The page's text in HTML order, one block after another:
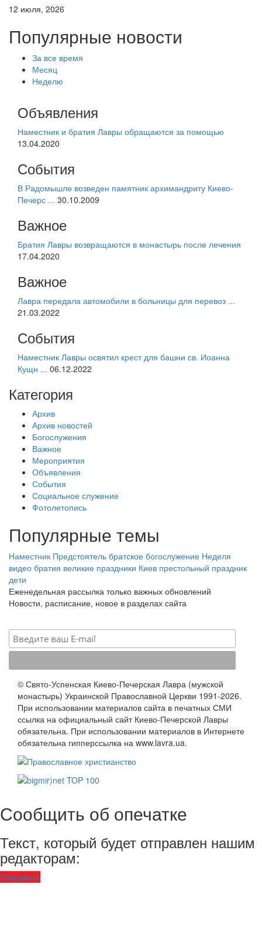
12 июля, 2026
Популярные новости
За все время
Месяц
Неделю
Объявления
Наместник и братия Лавры обращаются за помощью
13.04.2020
События
В Радомышле возведен памятник архимандриту Киево-
Печерс ... 30.10.2009
Важное
Братия Лавры возвращаются в монастырь после лечения
17.04.2020
Важное
Лавра передала автомобили в больницы для перевоз ...
21.03.2022
События
Наместник Лавры освятил крест для башни св. Иоанна
Кущн ... 06.12.2022
Категория
Архив
Архив новостей
Богослужения
Важное
Мероприятия
Объявления
События
Социальное служение
Фотолетопись
Популярные темы
Наместник Предстоятель братское богослужение Неделя
видео братия великие праздники Киев престольный праздник
дети
Еженедельная рассылка только важных обновлений
Новости, расписание, новое в разделах сайта
© Свято-Успенская Киево-Печерская Лавра (мужской
монастырь) Украинской Православной Церкви 1991-2026.
При использовании материалов сайта в печатных СМИ
ссылка на официальный сайт Киево-Печерской Лавры
обязательна. При использовании материалов в Интернете
обязательна гипперссылка на www.lavra.ua.
Сообщить об опечатке
Текст, который будет отправлен нашим
редакторам:
Отправить